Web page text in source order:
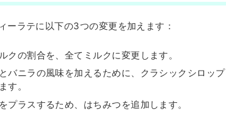
ーラテに以下の3つの変更を加えます：
クの割合を、全てミルクに変更します。
バニラの風味を加えるために、クラシックシロップ
す。
プラスするため、はちみつを追加します。